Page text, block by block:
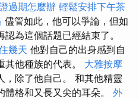
過期怎麼辦 輕鬆安排下午茶
儘管如此，他可以爭論，但如
為這個話題已經結束了。
幾天 他對自己的出身感到自
他種族的代表。 大雅按摩
，除了他自己。 和其他精靈
格和又長又尖的耳朵。 外